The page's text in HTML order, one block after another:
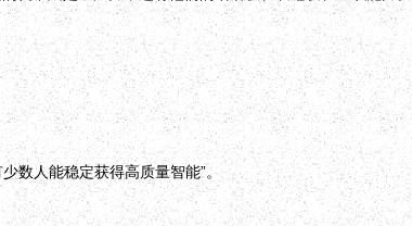
数人能稳定获得高质量智能”。